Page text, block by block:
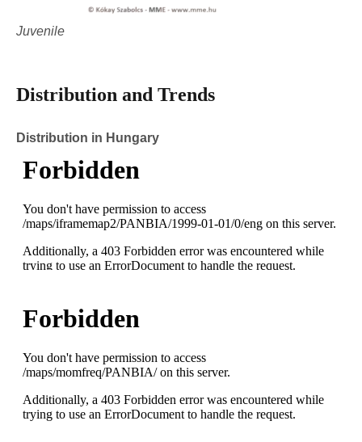
Juvenile
Distribution and Trends
Distribution in Hungary